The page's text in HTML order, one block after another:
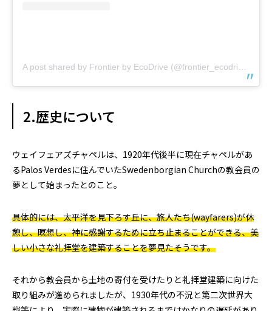
2.歴史について
ウェイフェアズチャペルは、1920年代後半に現在チャペルがあ
るPalos Verdesに住んでいたSwedenborgian Churchの教会員の
夢として始まったとのこと。
具体的には、太平洋を見下ろす丘に、旅人たち(wayfarers)が休
憩し、瞑想し、神に感謝するために立ち止まることができる、美
しい小さな礼拝堂を建築することを夢見たそうです。
それから教会員から土地の寄付を受けたりと礼拝堂建築に向けた
取り組みが進められましたが、1930年代の不況と第二次世界大